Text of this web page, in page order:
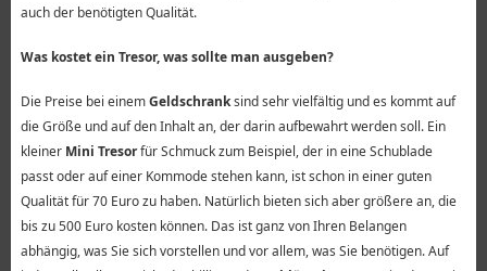
auch der benötigten Qualität.
Was kostet ein Tresor, was sollte man ausgeben?
Die Preise bei einemGeldschranksind sehr vielfältig und es kommt auf
die Größe und auf den Inhalt an, der darin aufbewahrt werden soll. Ein
kleiner Mini Tresorfür Schmuck zum Beispiel, der in eine Schublade
passt oder auf einer Kommode stehen kann, ist schon in einer guten
Qualität für 70 Euro zu haben. Natürlich bieten sich aber größere an, die
bis zu 500 Euro kosten können. Das ist ganz von Ihren Belangen
abhängig, was Sie sich vorstellen und vor allem, was Sie benötigen. Auf